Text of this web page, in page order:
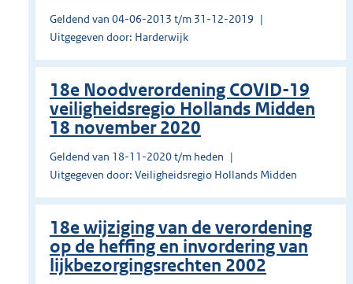
Geldend van 04-06-2013 t/m 31-12-2019
Uitgegeven door: Harderwijk
18e Noodverordening COVID-19
veiligheidsregio Hollands Midden
18 november 2020
Geldend van 18-11-2020 t/m heden
Uitgegeven door: Veiligheidsregio Hollands Midden
18e wijziging van de verordening
op de heffing en invordering van
lijkbezorgingsrechten 2002